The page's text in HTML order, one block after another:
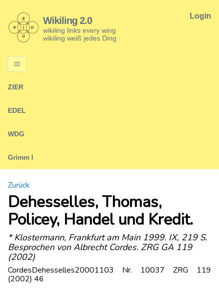
Wikiling 2.0
wikiling links every wing
wikiling weiß jedes Ding
Login
ZIER
EDEL
WDG
Grimm I
Zurück
Dehesselles, Thomas,
Policey, Handel und Kredit.
* Klostermann, Frankfurt am Main 1999. IX, 219 S.
Besprochen von Albrecht Cordes. ZRG GA 119
(2002)
CordesDehesselles20001103 Nr. 10037 ZRG 119
(2002) 46